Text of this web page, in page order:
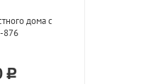
дома с
876